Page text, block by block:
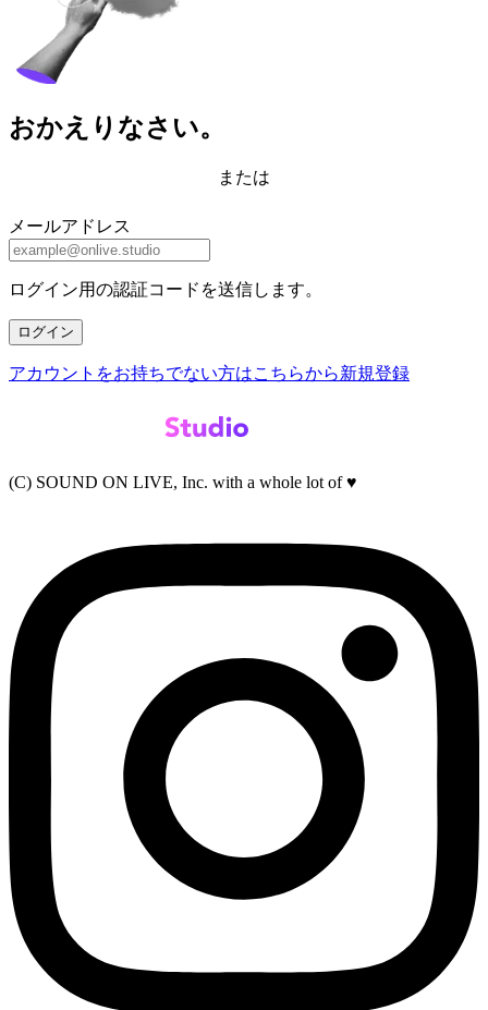
おかえりなさい。
または
メールアドレス
ログイン用の認証コードを送信します。
ログイン
アカウントをお持ちでない方はこちらから新規登録
(C) SOUND ON LIVE, Inc. with a whole lot of ♥